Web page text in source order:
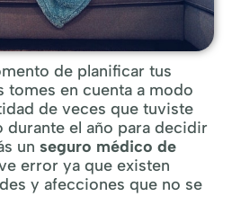
de planificar tus
tomes en cuenta a modo
de veces que tuviste
el año para decidir
un seguro médico de
error ya que existen
y afecciones que no se